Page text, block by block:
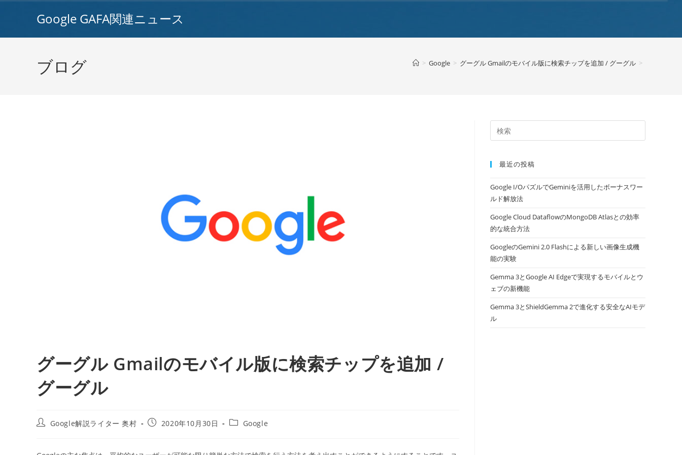
Google GAFA関連ニュース
ブログ > Google > グーグル Gmailのモバイル版に検索チップを追加 / グーグル >
グーグル Gmailのモバイル版に検索チップを追加 /
グーグル
投
Google解説ライター 奥村
投
開
2020年10月30日
投
テ
Google
最近の投稿
Google I/OパズルでGeminiを活用したボーナスワー
ルド解放法
Google Cloud DataflowのMongoDB Atlasとの効率
的な統合方法
GoogleのGemini 2.0 Flashによる新しい画像生成機
能の実験
Gemma 3とGoogle AI Edgeで実現するモバイルとウ
ェブの新機能
Gemma 3とShieldGemma 2で進化する安全なAIモデ
ル